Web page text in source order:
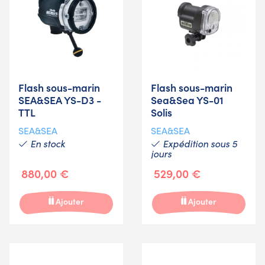
Flash sous-marin
SEA&SEA YS-D3 -
TTL
SEA&SEA
En stock
880,00 €
Ajouter
Flash sous-marin
Sea&Sea YS-01
Solis
SEA&SEA
Expédition sous 5
jours
529,00 €
Ajouter